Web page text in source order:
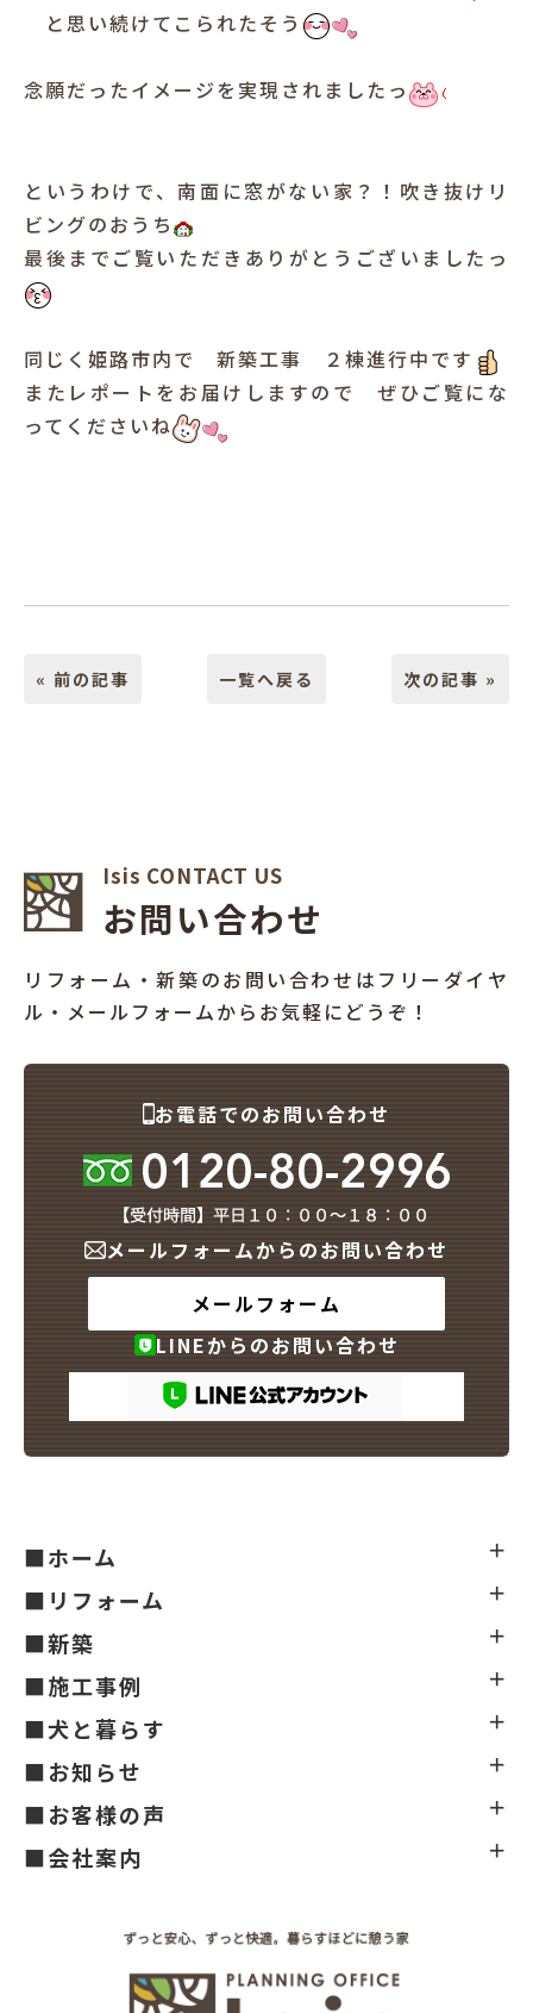
と思い続けてこられたそう
念願だったイメージを実現されましたっ
というわけで、南面に窓がない家？！吹き抜けリ
ビングのおうち
最後までご覧いただきありがとうございましたっ
同じく姫路市内で 新築工事 ２棟進行中です
またレポートをお届けしますので ぜひご覧にな
ってくださいね
« 前の記事 一覧へ戻る 次の記事 »
Isis CONTACT US
お問い合わせ
リフォーム・新築のお問い合わせはフリーダイヤ
ル・メールフォームからお気軽にどうぞ！
お電話でのお問い合わせ
メールフォームからのお問い合わせ
メールフォーム
LINEからのお問い合わせ
■ホーム
■リフォーム
■新築
■施工事例
■犬と暮らす
■お知らせ
■お客様の声
■会社案内